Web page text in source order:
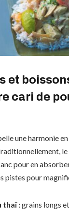
et
cari de
une harmonie
pour en
pistes pour
thaï :grains longs